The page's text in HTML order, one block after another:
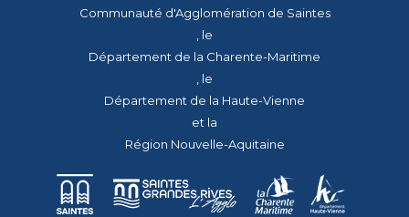
Communauté d'Agglomération de Saintes
, le
Département de la Charente-Maritime
, le
Département de la Haute-Vienne
et la
Région Nouvelle-Aquitaine